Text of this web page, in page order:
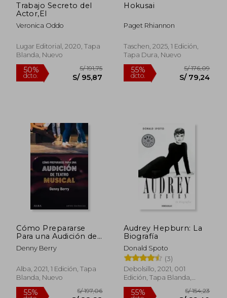
Trabajo Secreto del
Actor,El
Veronica Oddo
Lugar Editorial, 2020, Tapa
Blanda, Nuevo
50%
dcto.
Hokusai
Paget Rhiannon
Taschen, 2025, 1 Edición,
Tapa Dura, Nuevo
55%
dcto.
Cómo Prepararse
Para una Audición de
Teatro Musical (Artes
Escénicas)
Denny Berry
Alba, 2021, 1 Edición, Tapa
Blanda, Nuevo
Audrey Hepburn: La
Biografía
Donald Spoto
(3)
Debolsillo, 2021, 001
Edición, Tapa Blanda,
Nuevo